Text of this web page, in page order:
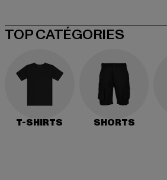
TOP CATÉGORIES
T-SHIRTS SHORTS